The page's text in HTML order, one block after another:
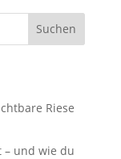
Suchen
Riese
– und wie du